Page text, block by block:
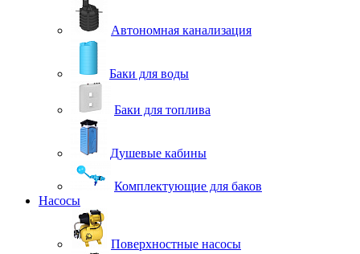
Автономная канализация
Баки для воды
Баки для топлива
Душевые кабины
Комплектующие для баков
Насосы
Поверхностные насосы